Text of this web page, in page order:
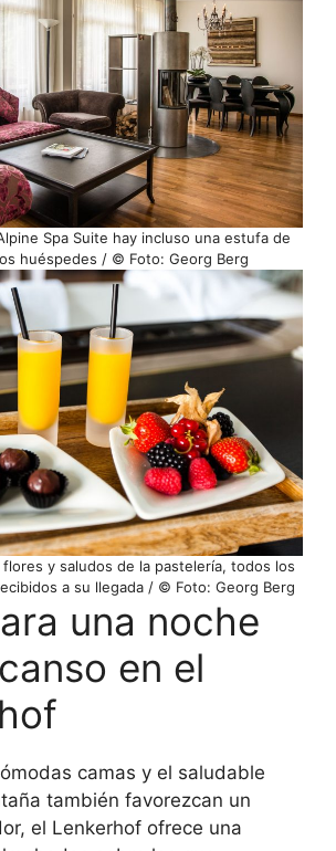
Spa Suite hay incluso una estufa de
huéspedes / © Foto: Georg Berg
y saludos de la pastelería, todos los
a su llegada / © Foto: Georg Berg
una noche
en el
camas y el saludable
también favorezcan un
el Lenkerhof ofrece una